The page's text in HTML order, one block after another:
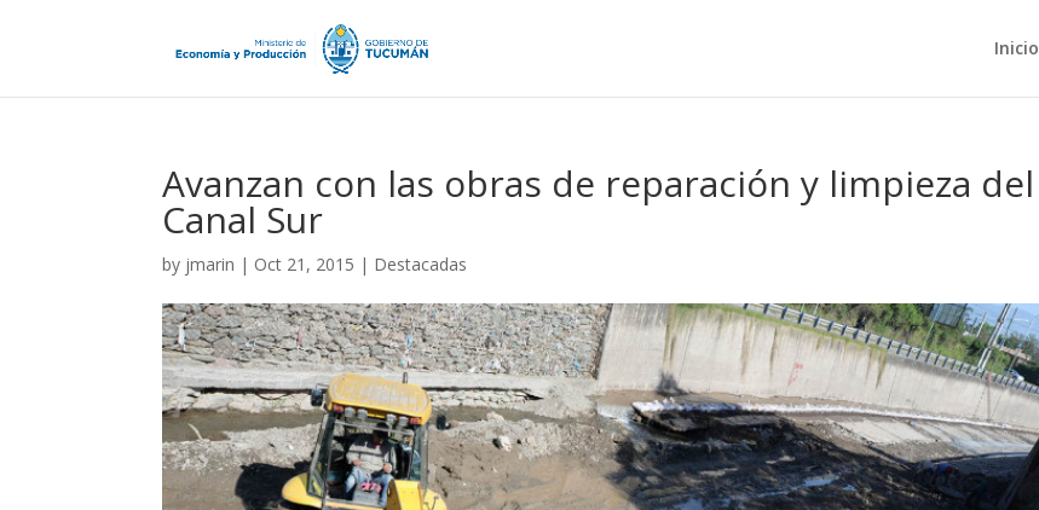
Inicio
Avanzan con las obras de reparación y limpieza del
Canal Sur
by jmarin | Oct 21, 2015 | Destacadas